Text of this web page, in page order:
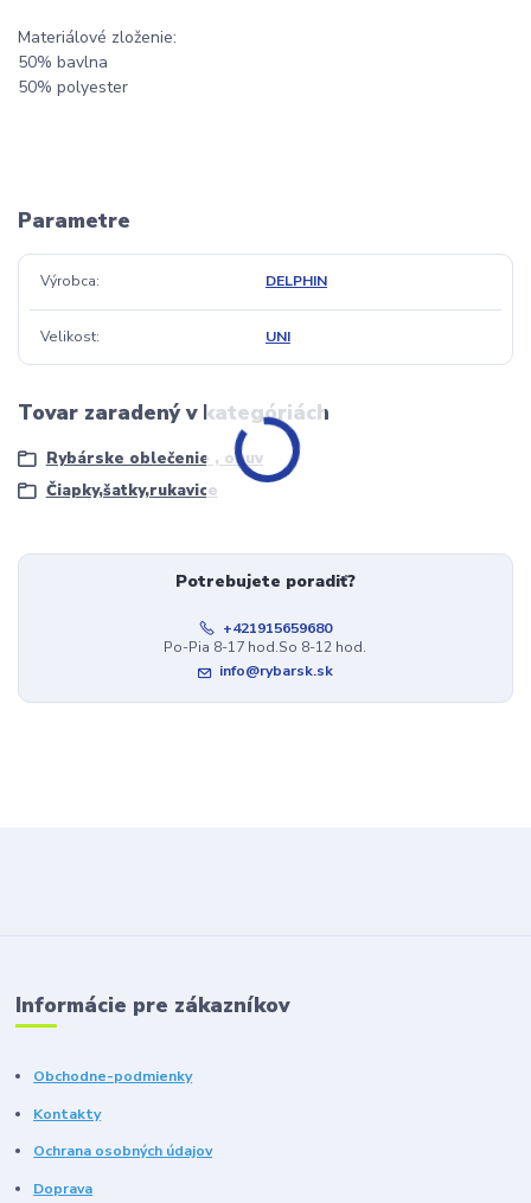
Materiálové zloženie:
50% bavlna
50% polyester
Parametre
Výrobca DELPHIN
Velikost UNI
Tovar zaradený v kategóriách
Rybárske oblečenie , obuv
Čiapky,šatky,rukavice
Potrebujete poradiť?
+421915659680
Po-Pia 8-17 hod.So 8-12 hod.
info@rybarsk.sk
Informácie pre zákazníkov
Obchodne-podmienky
Kontakty
Ochrana osobných údajov
Doprava